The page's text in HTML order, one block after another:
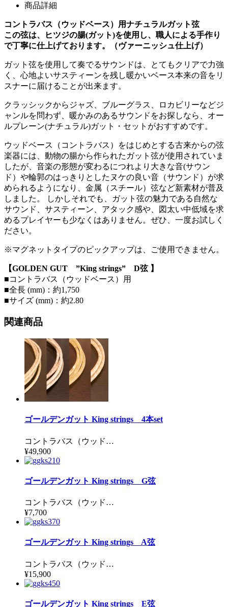
商品詳細
コントラバス（ウッドベース）用ナチュラルガット弦
この弦は、ヒツジの腸(ガット)を使用し、職人による手作り
で丁寧に仕上げております。（ヴァーニッシュ仕上げ）
ガット弦を使用して奏でるサウンドは、とてもクリアで力強
く、心地よいサスティーンを残し暖かいベース本来の音をリ
スナーに届けることが出来ます。
クラッシックからジャズ、ブルーグラス、ロカビリーなどジ
ャンルを問わず、暖かみのあるサウンドをお探しなら、オー
ルプレーン(ナチュラル)ガット・セットがおすすめです。
ウッドベース（コントラバス）をはじめとする古来からの弦
楽器には、動物の腸から作られたガット弦が使用されていま
したが、音楽の形態が変わるにつれより大きな音(サウン
ド）や輪郭のはっきりとしたヌケの良い音（サウンド）が求
められるようになり、金属（スチール）弦など新素材が普及
しました。 しかしそれでも、ガット弦の魅力である自然な
サウンド、サスティーン、アタック感や、図太い中低域を求
めるプレイヤーも少なくはありません。ぜひ、一度お試しく
ださい。
※マグネットタイプのピックアップは、ご使用できません。
【GOLDEN GUT ”King strings” D弦 】
■コントラバス（ウッドベース）用
■全長 (mm)：約1,750
■サイズ (mm)：約2.80
関連商品
ゴールデンガット King strings 4本set
コントラバス（ウッド…
¥49,900
ゴールデンガット King strings G弦
コントラバス（ウッド…
¥7,700
ゴールデンガット King strings A弦
コントラバス（ウッド…
¥15,900
ゴールデンガット King strings E弦